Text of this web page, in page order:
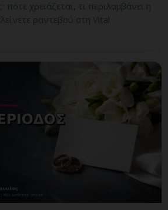
πότε χρειάζεται, τι περιλαμβάνει η
ραντεβού στη Vital